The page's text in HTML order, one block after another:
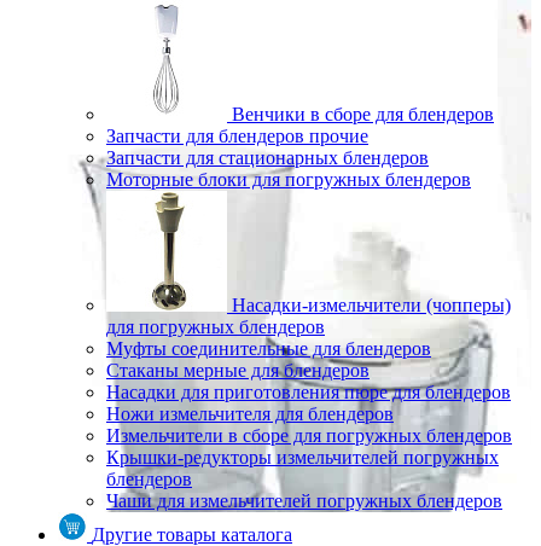
Венчики в сборе для блендеров
Запчасти для блендеров прочие
Запчасти для стационарных блендеров
Моторные блоки для погружных блендеров
Насадки-измельчители (чопперы)
для погружных блендеров
Муфты соединительные для блендеров
Стаканы мерные для блендеров
Насадки для приготовления пюре для блендеров
Ножи измельчителя для блендеров
Измельчители в сборе для погружных блендеров
Крышки-редукторы измельчителей погружных
блендеров
Чаши для измельчителей погружных блендеров
Другие товары каталога